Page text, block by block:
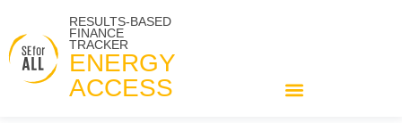
RESULTS-BASED
FINANCE
TRACKER
ENERGY
ACCESS